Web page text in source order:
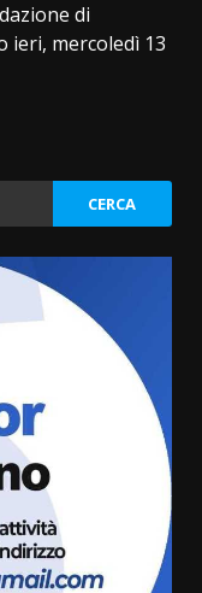
di
ieri, mercoledì 13
di arma